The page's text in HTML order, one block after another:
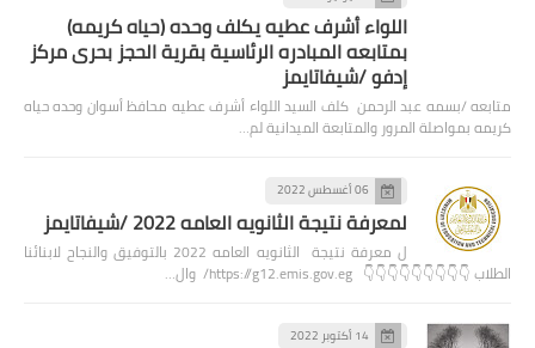
اللواء أشرف عطيه يكلف وحده (حياه كريمه)
بمتابعه المبادره الرئاسية بقرية الحجز بحرى مركز
إدفو /شيفاتايمز
متابعه /بسمه عبد الرحمن كلف السيد اللواء أشرف عطيه محافظ أسوان وحده حياه
كريمه بمواصلة المرور والمتابعة الميدانية لم…
06 أغسطس 2022
لمعرفة نتيجة الثانويه العامه 2022 /شيفاتايمز
ل معرفة نتيجة الثانويه العامه 2022 بالتوفيق والنجاح لابنائنا
الطلاب 👇👇👇👇👇👇👇👇👇 https://g12.emis.gov.eg/ وال…
14 أكتوبر 2022